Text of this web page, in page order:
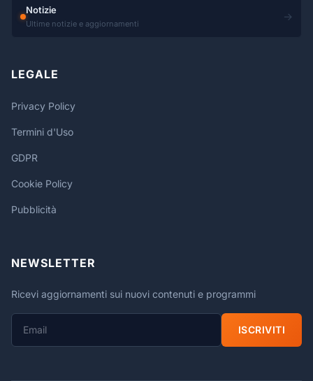
Notizie
Ultime notizie e aggiornamenti
→
LEGALE
Privacy Policy
Termini d'Uso
GDPR
Cookie Policy
Pubblicità
NEWSLETTER
Ricevi aggiornamenti sui nuovi contenuti e programmi
ISCRIVITI